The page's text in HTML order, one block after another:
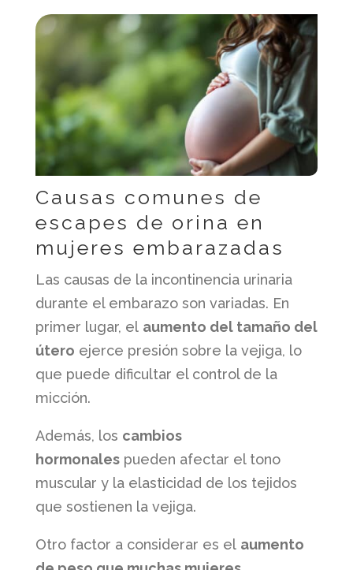
Causas comunes de
escapes de orina en
mujeres embarazadas
Las causas de la incontinencia urinaria
durante el embarazo son variadas. En
primer lugar, el aumento del tamaño del
útero ejerce presión sobre la vejiga, lo
que puede dificultar el control de la
micción.
Además, los cambios
hormonalespueden afectar el tono
muscular y la elasticidad de los tejidos
que sostienen la vejiga.
Otro factor a considerar es el aumento